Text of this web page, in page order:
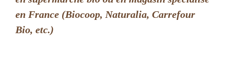
en France (Biocoop, Naturalia, Carrefour
Bio, etc.)